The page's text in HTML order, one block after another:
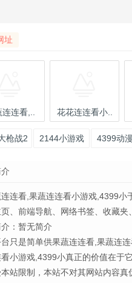
址
连看,.. 花花连连看小..
枪战2
戏
2144小游戏 4399动
连看,果蔬连连看小游戏,4399小
、前端导航、网络书签、收藏
：暂无简介
只是简单供果蔬连连看,果蔬连
小游戏,4399小真正的价值在于
本站限制，本站不对其网站内容真